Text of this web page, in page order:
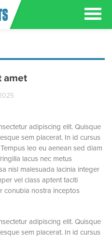
amet
adipiscing elit. Quisque
sem placerat. In id cursus
leo eu aenean sed diam
lacus nec metus
nisl malesuada lacinia integer
vel class aptent taciti
conubia nostra inceptos
adipiscing elit. Quisque
sem placerat. In id cursus